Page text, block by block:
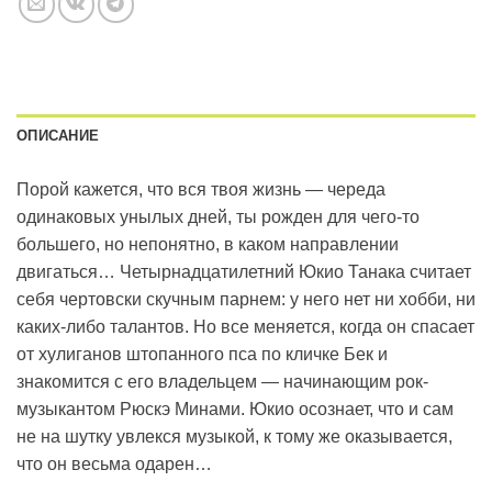
ОПИСАНИЕ
Порой кажется, что вся твоя жизнь — череда
одинаковых унылых дней, ты рожден для чего-то
большего, но непонятно, в каком направлении
двигаться… Четырнадцатилетний Юкио Танака считает
себя чертовски скучным парнем: у него нет ни хобби, ни
каких-либо талантов. Но все меняется, когда он спасает
от хулиганов штопанного пса по кличке Бек и
знакомится с его владельцем — начинающим рок-
музыкантом Рюскэ Минами. Юкио осознает, что и сам
не на шутку увлекся музыкой, к тому же оказывается,
что он весьма одарен…